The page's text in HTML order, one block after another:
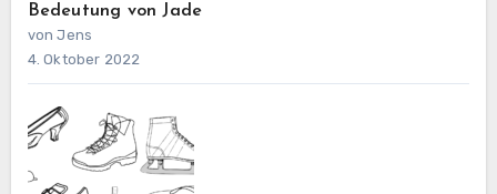
Bedeutung von Jade
von Jens
4. Oktober 2022